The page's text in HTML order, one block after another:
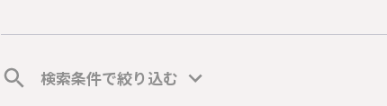
検索条件で絞り込む